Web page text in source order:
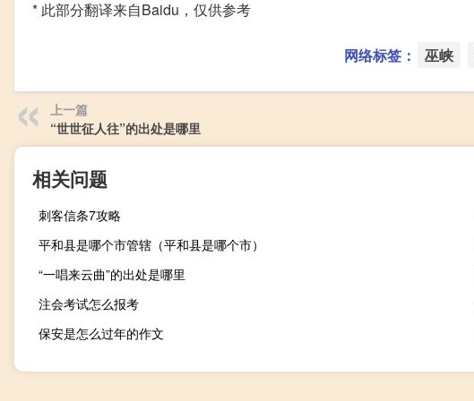
* 此部分翻译来自Baidu，仅供参考
网络标签： 巫峡
上一篇
“世世征人往”的出处是哪里
相关问题
刺客信条7攻略
平和县是哪个市管辖（平和县是哪个市）
“一唱来云曲”的出处是哪里
注会考试怎么报考
保安是怎么过年的作文